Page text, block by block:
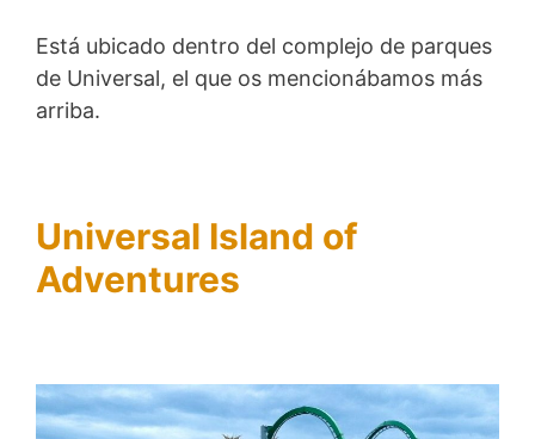
Está ubicado dentro del complejo de parques
de Universal, el que os mencionábamos más
arriba.
Universal Island of
Adventures